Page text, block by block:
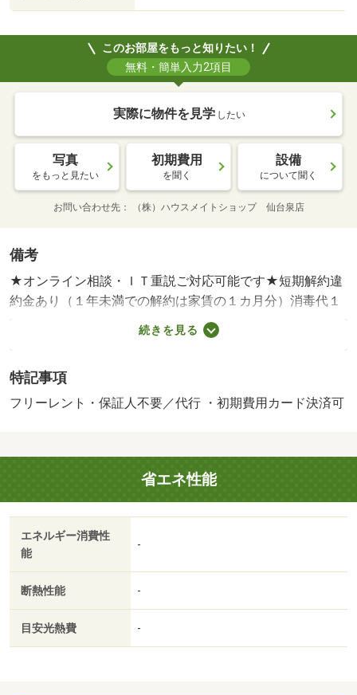
このお部屋をもっと知りたい！
無料・簡単入力2項目
実際に物件を見学 したい
写真
をもっと見たい
初期費用
を聞く
設備
について聞く
お問い合わせ先 （株）ハウスメイトショップ 仙台泉店
備考
★オンライン相談・ＩＴ重説ご対応可能です★短期解約違
約金あり（１年未満での解約は家賃の１カ月分）消毒代１
８９２０円（入居時）クリーニング代５５０００円（入居
時）保証会社利用必須・賃貸保証等：加入要（初回保証
１年毎）・鍵交換代：あり２４，２００円～・維持費等：
Ｎサポート９９０円／月・フリーレントあり：１ヶ月（短
山線北仙台駅バス１６分中山不動尊前停停歩７分・◆ハウ
スメイト直営店での申込に限り契約金３万円パック実施中
◆◆仙山線『東北福祉大前』駅徒歩１７分◆日当たりの良
い南西向き！ロフト付きです◆バストイレ別！便利な収納
とエアコン付き◆・仲介手数料：３５，２００円
続きを見る
特記事項
フリーレント・保証人不要／代行 ・初期費用カード決済可
省エネ性能
エネルギー消費性
能
-
断熱性能 -
目安光熱費 -